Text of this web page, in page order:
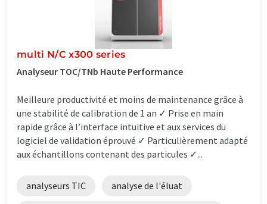
multi N/C x300 series
Analyseur TOC/TNb Haute Performance
Meilleure productivité et moins de maintenance grâce à
une stabilité de calibration de 1 an ✓ Prise en main
rapide grâce à l’interface intuitive et aux services du
logiciel de validation éprouvé ✓ Particulièrement adapté
aux échantillons contenant des particules ✓...
analyseurs TIC analyse de l'éluat